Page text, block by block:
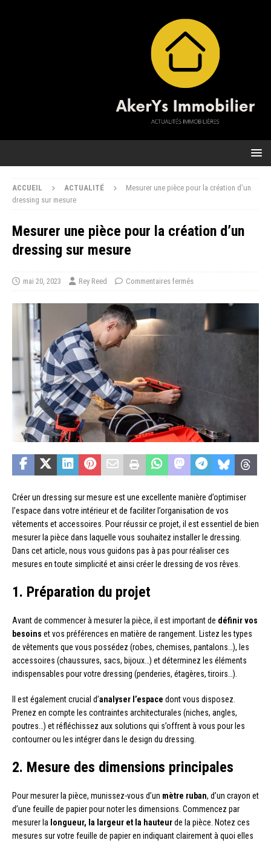
ACCUEIL ACTUALITÉ
Mesurer une pièce pour la création d’un
dressing sur mesure
Mesurer une pièce pour la création d’un
dressing sur mesure
mai 20, 2023 Rey Reed Commentaires fermés
Créer un dressing sur mesure est une excellente manière d’optimiser
l’espace dans votre intérieur et de faciliter l’organisation de vos
vêtements et accessoires. Pour réussir ce projet, il est essentiel de bien
mesurer la pièce dans laquelle vous souhaitez installer le dressing.
Dans cet article, nous vous guidons pas à pas pour réaliser ces
mesures en toute simplicité et ainsi créer le dressing de vos rêves.
1. Préparation du projet
Avant de commencer à mesurer la pièce, il est important de définir vos
besoins et vos préférences en matière de rangement. Listez les types
de vêtements que vous possédez (robes, chemises, pantalons…), les
accessoires (chaussures, sacs, bijoux…) et déterminez les éléments
indispensables pour votre dressing (penderies, étagères, tiroirs…).
Il est également crucial d’analyser l’espace dont vous disposez.
Prenez en compte les contraintes architecturales (niches, angles,
poutres…) et réfléchissez aux solutions qui s’offrent à vous pour les
contourner ou les intégrer dans le design du dressing.
2. Mesure des dimensions principales
Pour mesurer la pièce, munissez-vous d’un mètre ruban, d’un crayon et
d’une feuille de papier pour noter les dimensions. Commencez par
mesurer la longueur, la largeur et la hauteurde la pièce. Notez ces
mesures sur votre feuille de papier en indiquant clairement à quoi elles